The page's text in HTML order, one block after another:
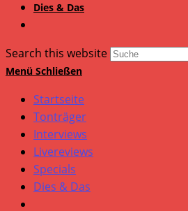
Dies & Das
Search this website
Menü Schließen
Startseite
Tonträger
Interviews
Livereviews
Specials
Dies & Das